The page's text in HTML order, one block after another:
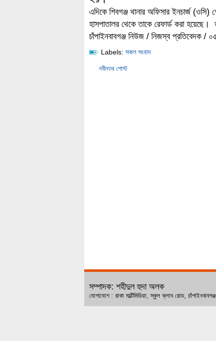
এদিকে শিবগঞ্জ থানার অফিসার ইনচার্জ (ওসি)
হাসপাতালর থেকে তাকে রেফার্ড করা
চাঁপাইনবাবগঞ্জ নিউজ / নিজস্ব প্রতিবেদক /
Labels: সকল সংবাদ
নবীনতর পোস্ট
সম্পাদক: শহীদুল হুদা অলক
যোগাযোগ : রাকা মাল্টিমিডিয়া, স্কুল ক্লাব রোড,